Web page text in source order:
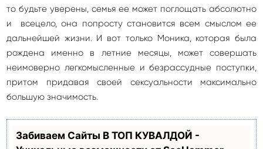
то будьте уверены, семья ее может поглощать абсолютно
и всецело, она попросту становится всем смыслом ее
дальнейшей жизни. И вот только Моника, которая была
рождена именно в летние месяцы, может совершать
неимоверно легкомысленные и безрассудные поступки,
притом придавая своей сексуальности максимально
большую значимость.
Забиваем Сайты В ТОП КУВАЛДОЙ -